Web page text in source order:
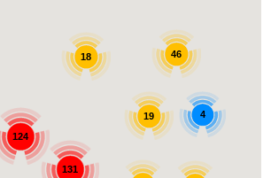
131
19
46
18
124
4